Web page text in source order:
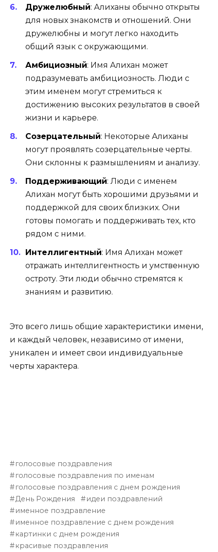
Дружелюбный: Алиханы обычно открыты
для новых знакомств и отношений. Они
дружелюбны и могут легко находить
общий язык с окружающими.
Амбициозный: Имя Алихан может
подразумевать амбициозность. Люди с
этим именем могут стремиться к
достижению высоких результатов в своей
жизни и карьере.
Созерцательный: Некоторые Алиханы
могут проявлять созерцательные черты.
Они склонны к размышлениям и анализу.
Поддерживающий: Люди с именем
Алихан могут быть хорошими друзьями и
поддержкой для своих близких. Они
готовы помогать и поддерживать тех, кто
рядом с ними.
Интеллигентный: Имя Алихан может
отражать интеллигентность и умственную
остроту. Эти люди обычно стремятся к
знаниям и развитию.
Это всего лишь общие характеристики имени,
и каждый человек, независимо от имени,
уникален и имеет свои индивидуальные
черты характера.
голосовые поздравления
голосовые поздравления по именам
голосовые поздравления с днем рождения
День Рождения
идеи поздравлений
именное поздравление
именное поздравление с днем рождения
картинки с днем рождения
красивые поздравления